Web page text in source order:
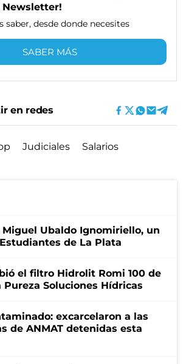
Newsletter!
saber, desde donde necesites
SABER MÁS
en redes
Judiciales Salarios
Ubaldo Ignomiriello, un
de La Plata
el filtro Hidrolit Romi 100 de
Soluciones Hídricas
excarcelaron a las
de ANMAT detenidas esta